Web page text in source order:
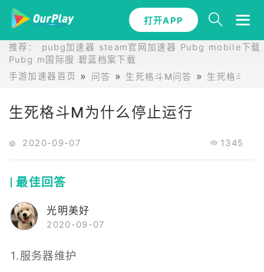
打开APP
推荐： pubg加速器 steam官网加速器 Pubg mobile下载
Pubg m国际服 碧蓝档案下载
手游加速器首页
问答 生死格斗M问答 生死格斗M
生死格斗M为什么停止运行
2020-09-07 1345
最佳回答
光明美好
2020-09-07
1.服务器维护